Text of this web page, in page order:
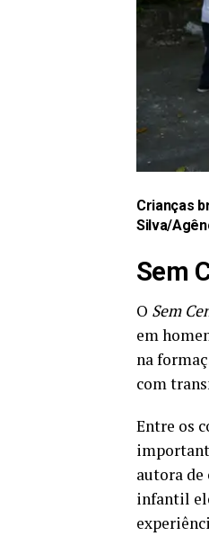
Crianças
Silva/
Sem
O Sem
em
na
com
Entre os
autora de
infantil